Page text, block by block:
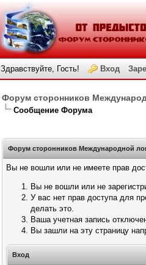
Здравствуйте, Гость! Вход
Форум сторонников
Сообщение Форума
Форум сторонников Международной
Вы не вошли или не имеете прав
Вы не вошли или не
У вас нет прав доступа для
делать это.
Ваша учетная запись
Вы зашли на эту страницу
Вход